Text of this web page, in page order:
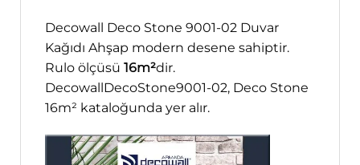
Decowall Deco Stone 9001-02 Duvar
Kağıdı Ahşap modern desene sahiptir.
Rulo ölçüsü 16m²dir.
DecowallDecoStone9001-02, Deco Stone
16m² kataloğunda yer alır.